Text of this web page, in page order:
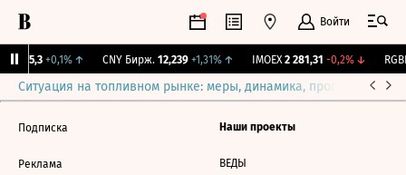
Войти
115,3 +0,1%↑ CNY Бирж. 12,239 +1,31%↑ IMOEX 2 281,31 -0,2%↓
Ситуация на топливном рынке: меры, динамика, прогнозы
Подписка
Реклама
Наши проекты
ВЕДЫ